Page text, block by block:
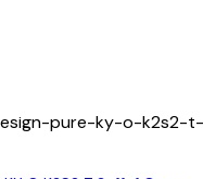
pure-ky-o-k2s2-